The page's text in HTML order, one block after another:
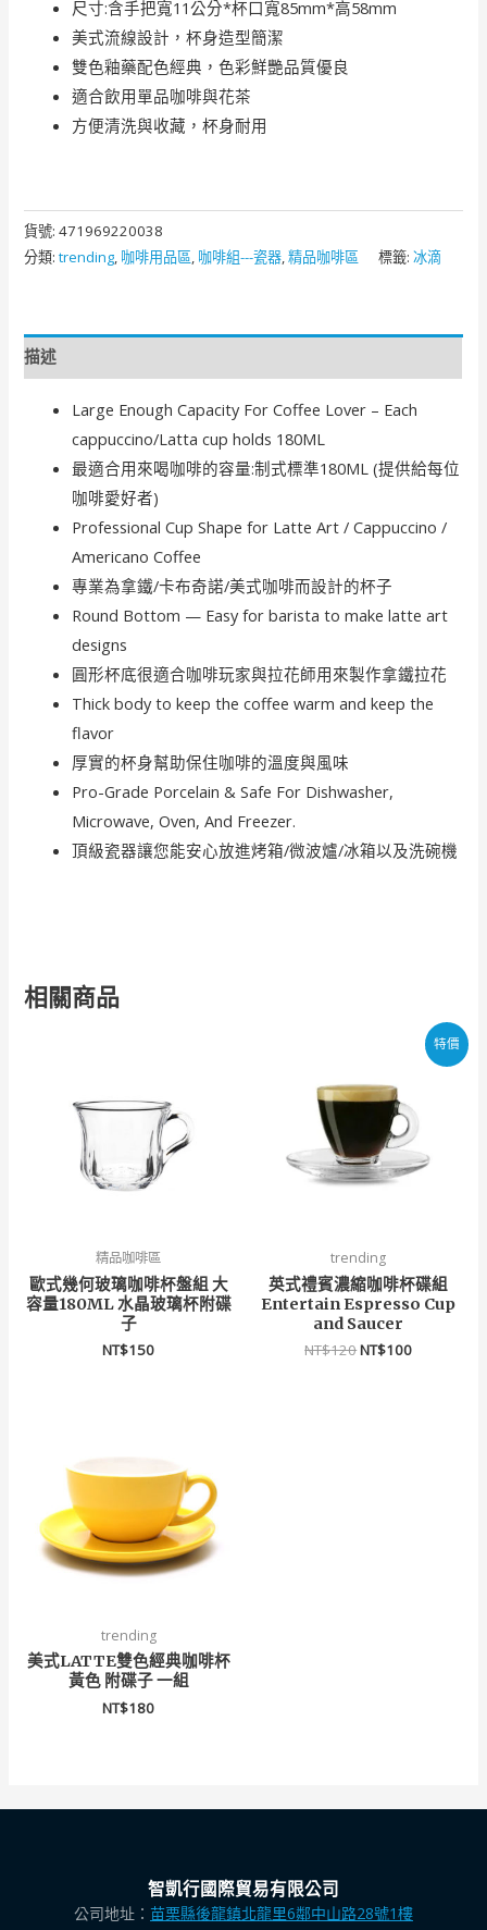
尺寸:含手把寬11公分*杯口寬85mm*高58mm
美式流線設計，杯身造型簡潔
雙色釉藥配色經典，色彩鮮艷品質優良
適合飲用單品咖啡與花茶
方便清洗與收藏，杯身耐用
貨號:471969220038
分類:trending, 咖啡用品區, 咖啡組---瓷器,精品咖啡區 標籤:冰滴
描述
Large Enough Capacity For Coffee Lover – Each
cappuccino/Latta cup holds 180ML
最適合用來喝咖啡的容量:制式標準180ML (提供給每位
咖啡愛好者)
Professional Cup Shape for Latte Art / Cappuccino /
Americano Coffee
專業為拿鐵/卡布奇諾/美式咖啡而設計的杯子
Round Bottom — Easy for barista to make latte art
designs
圓形杯底很適合咖啡玩家與拉花師用來製作拿鐵拉花
Thick body to keep the coffee warm and keep the
flavor
厚實的杯身幫助保住咖啡的溫度與風味
Pro-Grade Porcelain & Safe For Dishwasher,
Microwave, Oven, And Freezer.
頂級瓷器讓您能安心放進烤箱/微波爐/冰箱以及洗碗機
相關商品
精品咖啡區
歐式幾何玻璃咖啡杯盤組 大
容量180ML 水晶玻璃杯附碟
子
NT$150
特價
trending
英式禮賓濃縮咖啡杯碟組
Entertain Espresso Cup
and Saucer
NT$120
格：
NT$120。
NT$100
目
前
NT$100。
trending
美式LATTE雙色經典咖啡杯
黃色 附碟子 一組
NT$180
智凱行國際貿易有限公司
公司地址： 苗栗縣後龍鎮北龍里6鄰中山路28號1樓